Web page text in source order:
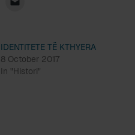
IDENTITETE TË KTHYERA
8 October 2017
In "Histori"